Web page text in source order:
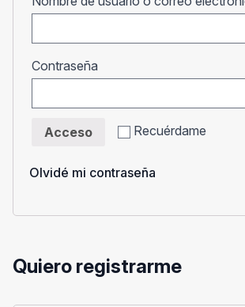
Contraseña
Recuérdame
Acceso
Olvidé mi contraseña
Quiero registrarme